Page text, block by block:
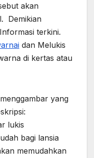
akan
Demikian
terkini.
dan Melukis
di kertas atau
yang
lukis
bagi lansia
memudahkan